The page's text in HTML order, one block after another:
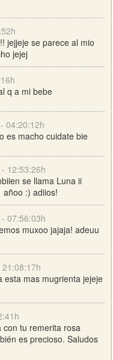
jejjeje se parece al mio
jejej
q a mi bebe
04:20:12h
es macho cuidate bie
12:53:26h
se llama Luna ii
añoo :) adiios!
07:56:03h
muxoo jajaja! adeuu
esta mas mugrienta jejeje
con tu remerita rosa
es precioso. Saludos